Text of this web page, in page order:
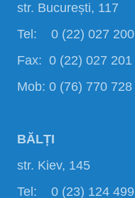
str. București, 117
Tel: 0 (22) 027 200
Fax: 0 (22) 027 201
Mob: 0 (76) 770 728
BĂLȚI
str. Kiev, 145
Tel: 0 (23) 124 499